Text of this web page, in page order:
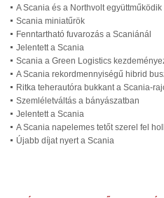
A Scania és a Northvolt együttműködik
Scania miniatűrök
Fenntartható fuvarozás a Scaniánál
Jelentett a Scania
Scania a Green Logistics
A Scania rekordmennyiségű hibrid
Ritka teherautóra bukkant a Scania-
Szemléletváltás a bányászatban
Jelentett a Scania
A Scania napelemes tetőt szerel fel
Újabb díjat nyert a Scania